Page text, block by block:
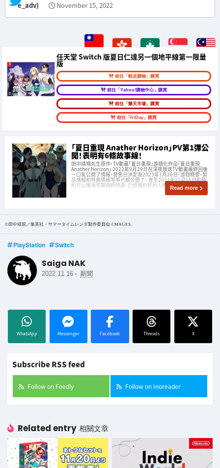
e_adv)
November 15, 2022
任天堂 Switch 版夏日仁達另一個地平線第一限量
版
前往「蝦皮購物」購買
前往「Yahoo!購物中心」購買
前往「樂天市場」購買
前往「friDay」購買
「夏日重現 Anather Horizon」PV第1彈公
開！表明有6條故事線！
田中靖規先生原作，TV動畫「夏日重現」游戲化作品「夏日重現
Anather Horizon」 2022年9月29日在深夜放送TV動畫最終回後
一口氣公開了情報，發售日決定為2023年1月26日。游戲概要，製
品情報和特典情報等等也都公開了。 直至2022年11月15日的預
約可以獲得早期預約特典，已經預約好的人應該有很多
Read more
©田中靖規／集英社・サマータイムレンダ製作委員会 ©MAGES.
PlayStation Switch
Saiga NAK
2022.11.16 - 新聞
WhatsApp Messenger Facebook Threads X
Subscribe RSS feed
Follow on Feedly Follow on Inoreader
Related entry 相關文章